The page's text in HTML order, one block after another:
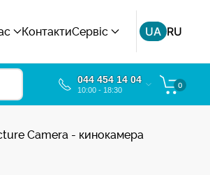
КонтактиСервіс UA RU
044 454 14 04
10:00 - 18:30
0
Camera - кинокамера